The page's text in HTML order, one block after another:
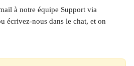
à notre équipe Support via
écrivez-nous dans le chat, et on